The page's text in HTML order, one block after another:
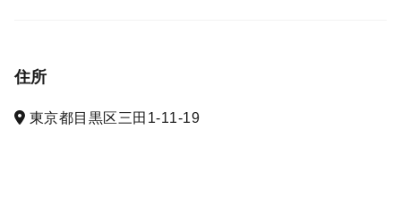
住所
東京都目黒区三田1-11-19